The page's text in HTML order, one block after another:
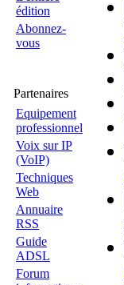
édition
Abonnez-
vous
Partenaires
Equipement
professionnel
Voix sur IP
(VoIP)
Techniques
Web
Annuaire
RSS
Guide
ADSL
Forum